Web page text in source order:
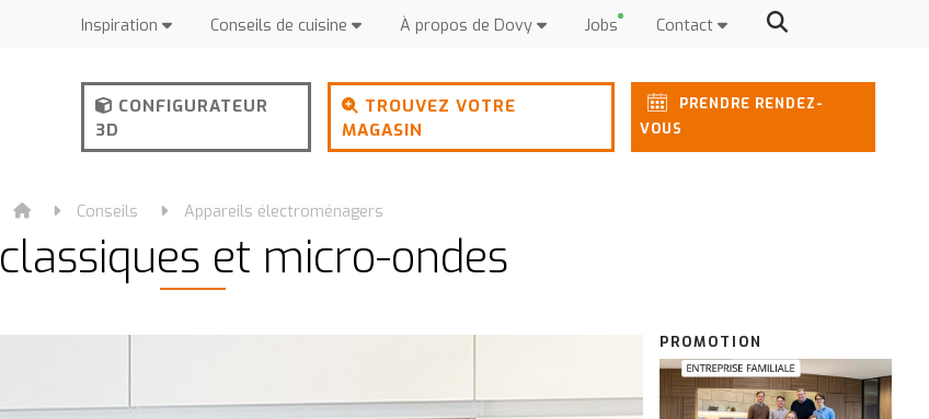
Inspiration Conseils de cuisine À propos de Dovy Jobs Contact
CONFIGURATEUR
3D
TROUVEZ VOTRE
MAGASIN
PRENDRE RENDEZ-
VOUS
Conseils Appareils électroménagers
et micro-ondes
PROMOTION